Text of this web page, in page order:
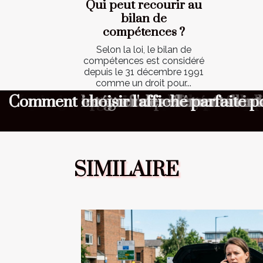
Qui peut recourir au
bilan de
compétences ?
Selon la loi, le bilan de
compétences est considéré
depuis le 31 décembre 1991
comme un droit pour...
SIMILAIRE
Dépannage express : quelles
Aménagement minimaliste :
Maximiser l'ambiance à votre
Comment choisir le cadeau parfait
Comment organiser une chasse au
Comment optimiser la longévité de
Comment choisir un parfum
Comment les gaufres reflètent-
Comment intégrer des éléments
Comment choisir l'affiche parfaite